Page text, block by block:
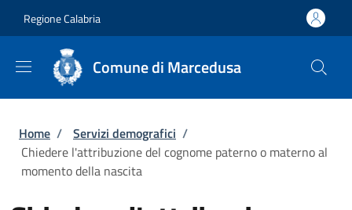
Regione Calabria
Comune di Marcedusa
Briciole di pane
Home / Servizi demografici /
Chiedere l'attribuzione del cognome paterno o materno al
momento della nascita